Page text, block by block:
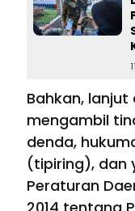
Bahkan,
mengambil
denda,
(tipiring), dan
Peraturan